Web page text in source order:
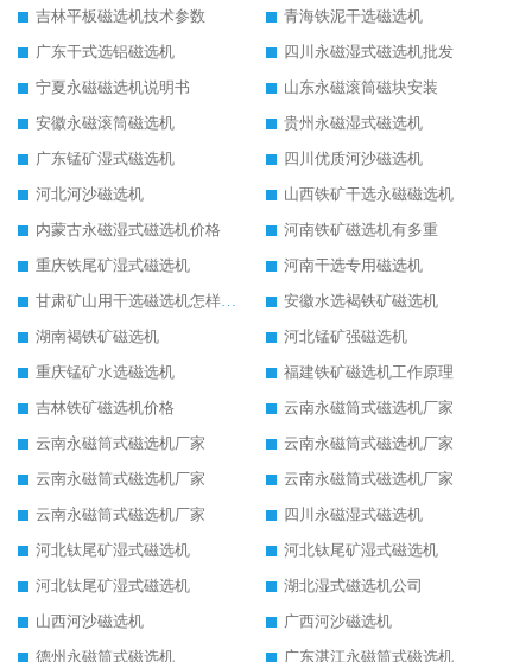
吉林平板磁选机技术参数
青海铁泥干选磁选机
广东干式选铝磁选机
四川永磁湿式磁选机批发
宁夏永磁磁选机说明书
山东永磁滚筒磁块安装
安徽永磁滚筒磁选机
贵州永磁湿式磁选机
广东锰矿湿式磁选机
四川优质河沙磁选机
河北河沙磁选机
山西铁矿干选永磁磁选机
内蒙古永磁湿式磁选机价格
河南铁矿磁选机有多重
重庆铁尾矿湿式磁选机
河南干选专用磁选机
甘肃矿山用干选磁选机怎样调磁
安徽水选褐铁矿磁选机
湖南褐铁矿磁选机
河北锰矿强磁选机
重庆锰矿水选磁选机
福建铁矿磁选机工作原理
吉林铁矿磁选机价格
云南永磁筒式磁选机厂家
云南永磁筒式磁选机厂家
云南永磁筒式磁选机厂家
云南永磁筒式磁选机厂家
云南永磁筒式磁选机厂家
云南永磁筒式磁选机厂家
四川永磁湿式磁选机
河北钛尾矿湿式磁选机
河北钛尾矿湿式磁选机
河北钛尾矿湿式磁选机
湖北湿式磁选机公司
山西河沙磁选机
广西河沙磁选机
德州永磁筒式磁选机
广东湛江永磁筒式磁选机